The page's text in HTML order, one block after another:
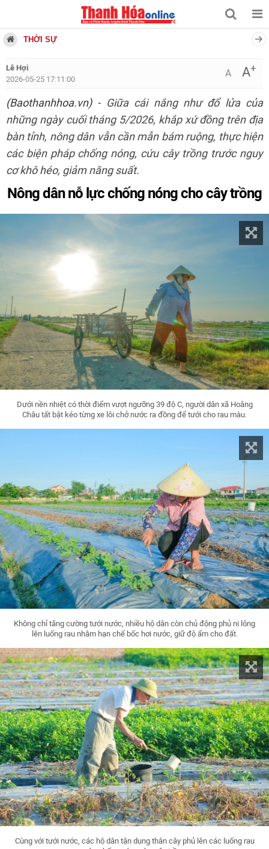
THỜI SỰ
Lê Hợi
2026-05-25 17:11:00
A A+
(Baothanhhoa.vn)- Giữa cái nắng như đổ lửa của
những ngày cuối tháng 5/2026, khắp xứ đồng trên địa
bàn tỉnh, nông dân vẫn cần mẫn bám ruộng, thực hiện
các biện pháp chống nóng, cứu cây trồng trước nguy
cơ khô héo, giảm năng suất.
Nông dân nỗ lực chống nóng cho cây trồng
Dưới nền nhiệt có thời điểm vượt ngưỡng 39 độ C, người dân xã Hoằng
Châu tất bật kéo từng xe lôi chở nước ra đồng để tưới cho rau màu.
Không chỉ tăng cường tưới nước, nhiều hộ dân còn chủ động phủ ni lông
lên luống rau nhằm hạn chế bốc hơi nước, giữ độ ẩm cho đất.
Cùng với tưới nước, các hộ dân tận dụng thân cây phủ lên các luống rau